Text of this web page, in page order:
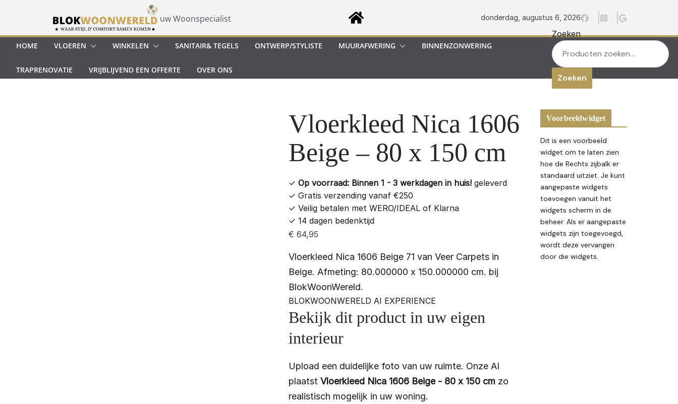
inhoud
uw Woonspecialist donderdag, augustus 6, 2026
HOME VLOEREN WINKELEN SANITAIR& TEGELS ONTWERP/STYLISTE MUURAFWERING BINNENZONWERING
TRAPRENOVATIE VRIJBLIJVEND EEN OFFERTE OVER ONS
Zoeken
Zoeken
Vloerkleed Nica 1606
Beige – 80 x 150 cm
✓ Op voorraad: Binnen 1 - 3 werkdagen in huis!geleverd
✓ Gratis verzending vanaf €250
✓ Veilig betalen met WERO/IDEAL of Klarna
✓ 14 dagen bedenktijd
€ 64,95
Vloerkleed Nica 1606 Beige 71 van Veer Carpets in
Beige. Afmeting: 80.000000 x 150.000000 cm. bij
BlokWoonWereld.
BLOKWOONWERELD AI EXPERIENCE
Bekijk dit product in uw eigen
interieur
Upload een duidelijke foto van uw ruimte. Onze AI
plaatst Vloerkleed Nica 1606 Beige - 80 x 150 cmzo
realistisch mogelijk in uw woning.
Voorbeeldwidget
Dit is een voorbeeld
widget om te laten zien
hoe de Rechts zijbalk er
standaard uitziet. Je kunt
aangepaste widgets
toevoegen vanuit het
widgets scherm in de
beheer. Als er aangepaste
widgets zijn toegevoegd,
wordt deze vervangen
door die widgets.